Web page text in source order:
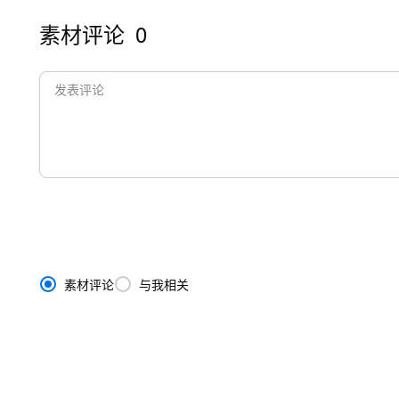
素材评论 0
素材评论 与我相关